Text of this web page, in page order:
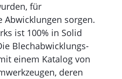
für
Abwicklungen sorgen.
ist 100% in Solid
Blechabwicklungs-
einem Katalog von
deren